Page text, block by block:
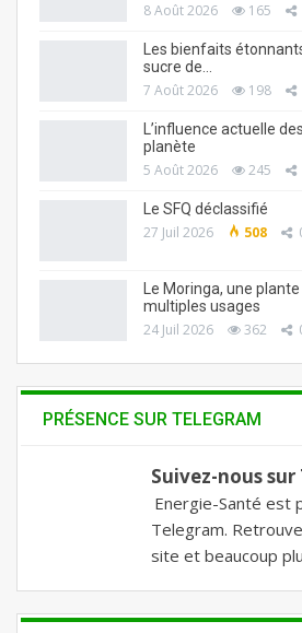
8 Août 2026 165
Les bienfaits
sucre de…
7 Août 2026 198
L’influence actuelle
planète
5 Août 2026 245
Le SFQ déclassifié
27 Juil 2026 508
Le Moringa, une
multiples usages
24 Juil 2026 362
PRÉSENCE SUR TELEGRAM
Suivez-nous
Energie-Santé est
Telegram.
site et beaucoup